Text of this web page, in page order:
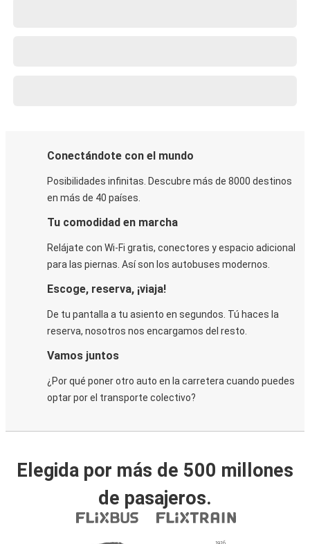
Conectándote con el mundo
Posibilidades infinitas. Descubre más de 8000 destinos
en más de 40 países.
Tu comodidad en marcha
Relájate con Wi-Fi gratis, conectores y espacio adicional
para las piernas. Así son los autobuses modernos.
Escoge, reserva, ¡viaja!
De tu pantalla a tu asiento en segundos. Tú haces la
reserva, nosotros nos encargamos del resto.
Vamos juntos
¿Por qué poner otro auto en la carretera cuando puedes
optar por el transporte colectivo?
Elegida por más de 500 millones
de pasajeros.